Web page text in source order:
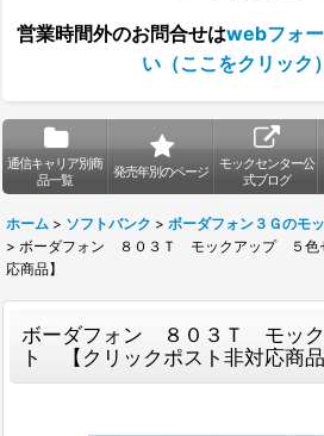
営業時間外のお問合せはwebフォ
い（ここをクリック）
通信キャリア別商
品一覧
発売年別のページ
モックセンター公
式ブログ
ホーム > ソフトバンク > ボーダフォン３Ｇのモ
> ボーダフォン ８０３Ｔ モックアップ ５色
応商品】
ボーダフォン ８０３Ｔ モッ
ト 【クリックポスト非対応商品